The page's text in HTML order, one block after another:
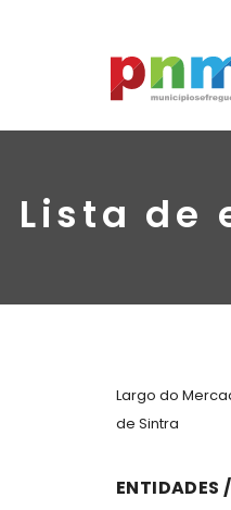
Lista de
Largo do
de Sintra
ENTIDADES